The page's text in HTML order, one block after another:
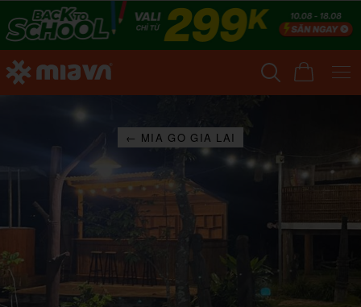
← MIA GO GIA LAI